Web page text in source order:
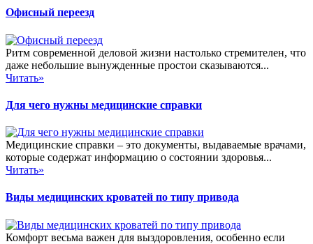
Офисный переезд
Ритм современной деловой жизни настолько стремителен, что
даже небольшие вынужденные простои сказываются...
Читать»
Для чего нужны медицинские справки
Медицинские справки – это документы, выдаваемые врачами,
которые содержат информацию о состоянии здоровья...
Читать»
Виды медицинских кроватей по типу привода
Комфорт весьма важен для выздоровления, особенно если